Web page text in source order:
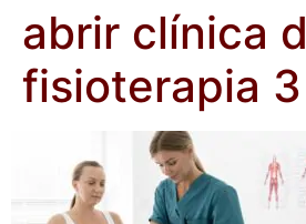
abrir clínica
fisioterapia 3